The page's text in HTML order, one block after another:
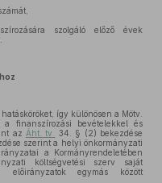
szolgáló előző évek
így különösen a Mötv.
finanszírozási bevételekkel és
az Áht. tv.
34. § (2) bekezdése
szerint a helyi önkormányzati
a Kormányrendeletében
költségvetési szerv saját
előirányzatok egymás között